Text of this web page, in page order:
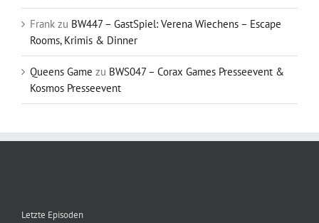
Frank zu BW447 – GastSpiel: Verena Wiechens – Escape
Rooms, Krimis & Dinner
Queens Game zu BWS047 – Corax Games Presseevent &
Kosmos Presseevent
Letzte Episoden